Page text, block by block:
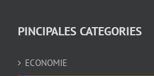
PINCIPALES CATEGORIES
ECONOMIE